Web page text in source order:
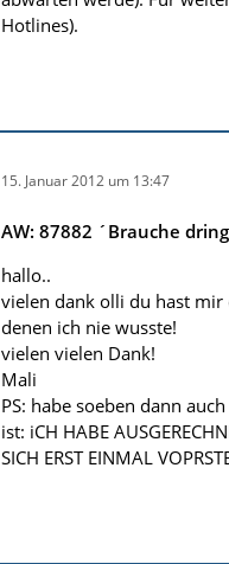
Hotlines).
15. Januar 2012 um 13:47
AW: 87882 ´Brauche
hallo..
vielen dank olli du hast mir
denen ich nie wusste!
vielen vielen Dank!
Mali
PS: habe soeben dann
ist: iCH HABE
SICH ERST EINMAL